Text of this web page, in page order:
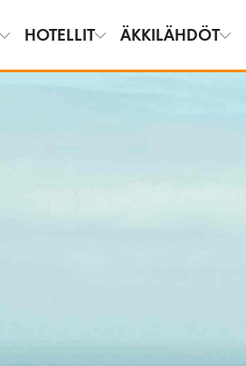
HOTELLIT ÄKKILÄHDÖT